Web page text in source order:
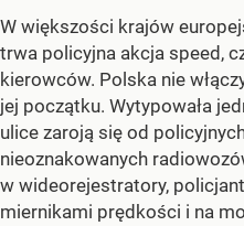
W większości krajów
trwa policyjna akcja speed,
kierowców. Polska nie
jej początku. Wytypowała
ulice zaroją się od
nieoznakowanych
w wideorejestratory,
miernikami prędkości i na